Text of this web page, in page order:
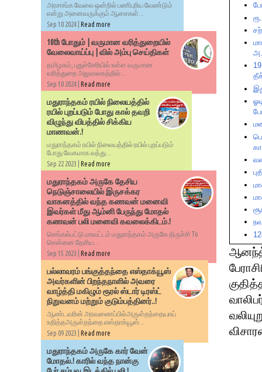
அரசாங்க வேலை ஒன்றில் பணிபுரிய வேண்டும்
என்று அனைவருக்கும் ஆசைகள்...
Sep 10 2024 | Read more
10th போதும் | வருமான வரித்துறையில்
வேலைவாய்ப்பு | வில் அம்பு செய்திகள்
தமிழகம், புதுச்சேரியில் உள்ள வருமான
வரித்துறை அலுவலகத்தில்...
Sep 10 2024 | Read more
மதுராந்தகம் ரயில் நிலையத்தில்
ரயில் புறப்படும் போது கால் தவறி
விழுந்து விபத்தில் சிக்கிய
மாணவன்.!
மதுராந்தகம் ரயில் நிலையத்தில் ரயில் புறப்படும்
போது வேகமாக வந்து...
Sep 22 2023 | Read more
மதுராந்தகம் அருகே தேசிய
நெடுஞ்சாலையில் இருசக்கர
வாகனத்தில் வந்த கணவன் மனைவி
இவர்கள் மீது ஆம்னி பேருந்து மோதல்
கணவன் பலி மனைவி கவலைக்கிடம்.!
செங்கல்பட்டு மாவட்டம் மதுராந்தகம் அருகே திருச்சி To
சென்னை தேசிய...
Sep 15 2023 | Read more
பல்லாவரம் பங்குத்தந்தை எஸ்தாக்யூஸ்
அவர்களின் பிறந்தநாளில் அவரை
வாழ்த்தி மகிழும் ரூரல் ஸ்டார் டிரஸ்ட்
நிறுவனம் மற்றும் குடும்பத்தினர்..!
ஆண்டவரின் அரவணைப்பில்அருள்தந்தையாய்
உதித்தஅருள்தந்தை எஸ்தாக்யூஸ்...
Sep 09 2023 | Read more
மதுராந்தகம் அருகே கார் வேன்
மோதல்.! காரில் வந்த நான்கு